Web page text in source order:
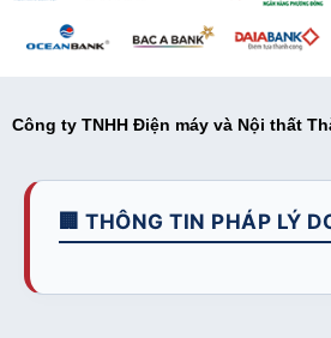
Công ty TNHH Điện máy và Nội thất
🏢 THÔNG TIN PHÁP LÝ